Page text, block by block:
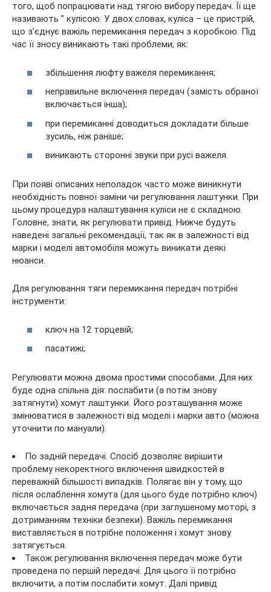
того, щоб попрацювати над тягою вибору передач. Її ще
називають ” кулісою. У двох словах, куліса – це пристрій,
що з’єднує важіль перемикання передач з коробкою. Під
час її зносу виникають такі проблеми, як:
збільшення люфту важеля перемикання;
неправильне включення передач (замість обраної
включається інша);
при перемиканні доводиться докладати більше
зусиль, ніж раніше;
виникають сторонні звуки при русі важеля.
При появі описаних неполадок часто може виникнути
необхідність повної заміни чи регулювання лаштунки. При
цьому процедура налаштування куліси не є складною.
Головне, знати, як регулювати привід. Нижче будуть
наведені загальні рекомендації, так як в залежності від
марки і моделі автомобіля можуть виникати деякі
нюанси.
Для регулювання тяги перемикання передач потрібні
інструменти:
ключ на 12 торцевій;
пасатижі;
Регулювати можна двома простими способами. Для них
буде одна спільна дія: послабити (а потім знову
затягнути) хомут лаштунки. Його розташування може
змінюватися в залежності від моделі і марки авто (можна
уточнити по мануали).
По задній передачі. Спосіб дозволяє вирішити
проблему некоректного включення швидкостей в
переважній більшості випадків. Полягає він у тому, що
після ослаблення хомута (для цього буде потрібно ключ)
включається задня передача (при заглушеному моторі, з
дотриманням техніки безпеки). Важіль перемикання
виставляється в потрібне положення і хомут знову
затягується.
Також регулювання включення передач може бути
проведена по першій передачі. Для цього її потрібно
включити, а потім послабити хомут. Далі привід